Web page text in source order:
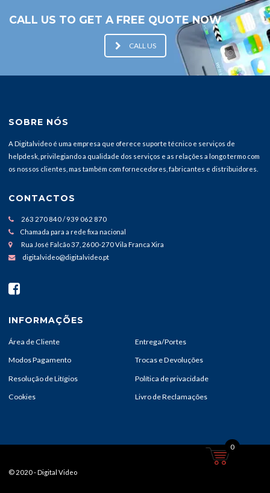
CALL US TO GET A FREE QUOTE NOW
CALL US
SOBRE NÓS
A Digitalvideo é uma empresa que oferece suporte técnico e serviços de
helpdesk, privilegiando a qualidade dos serviços e as relações a longo termo com
os nossos clientes, mas também com fornecedores, fabricantes e distribuidores.
CONTACTOS
263 270 840 / 939 062 870
Chamada para a rede fixa nacional
Rua José Falcão 37, 2600-270 Vila Franca Xira
digitalvideo@digitalvideo.pt
INFORMAÇÕES
Área de Cliente Entrega/Portes
Modos Pagamento Trocas e Devoluções
Resolução de Litígios Política de privacidade
Cookies Livro de Reclamações
© 2020 - Digital Video
0